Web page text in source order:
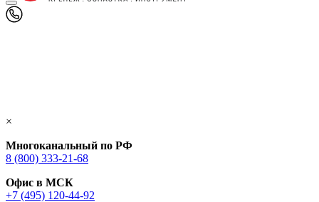
×
Многоканальный по РФ
8 (800) 333‑21-68
Офис в МСК
+7 (495) 120-44-92